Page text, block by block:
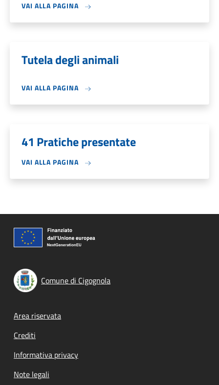
VAI ALLA PAGINA
Tutela degli animali
VAI ALLA PAGINA
41 Pratiche presentate
VAI ALLA PAGINA
Comune di Cigognola
Footer menu
Area riservata
Crediti
Informativa privacy
Note legali